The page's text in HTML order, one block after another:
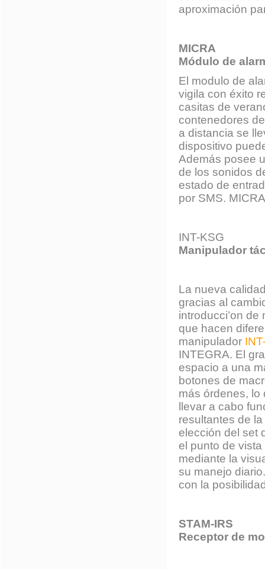
aproximación
MICRA
Módulo de
El modulo de
vigila con éxito
casitas de
contenedores
a distancia se
dispositivo
Además posee
de los sonidos
estado de
por SMS.
INT-KSG
Manipulador
La nueva
gracias al
introducci’on
que hacen
manipulador
INTEGRA. El
espacio a una
botones de
más órdenes, lo
llevar a cabo
resultantes de
elección del set
el punto de
mediante la
su manejo
con la
STAM-IRS
Receptor de